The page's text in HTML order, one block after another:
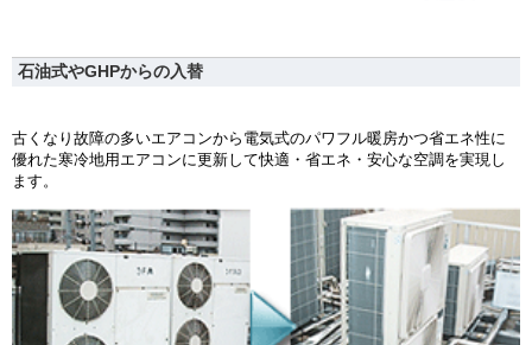
石油式やGHPからの入替
古くなり故障の多いエアコンから電気式のパワフル暖房かつ省エネ性に
優れた寒冷地用エアコンに更新して快適・省エネ・安心な空調を実現し
ます。